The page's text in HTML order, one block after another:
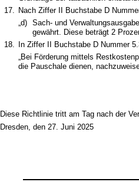
17.
Nach Ziffer II Buchstabe D
„d)
Sach- und
gewährt. Diese beträgt 2
18.
In Ziffer II Buchstabe D Nummer
„Bei Förderung mittels
die Pauschale dienen,
Diese Richtlinie tritt am Tag nach der
Dresden, den 27. Juni 2025